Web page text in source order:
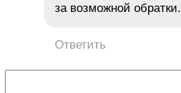
за возможной обратки.
Ответить